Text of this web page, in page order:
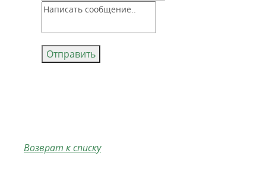
Отправить
Возврат к списку